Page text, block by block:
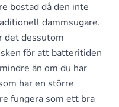
bostad då den inte
dammsugare.
det dessutom
för att batteritiden
än om du har
har en större
fungera som ett bra